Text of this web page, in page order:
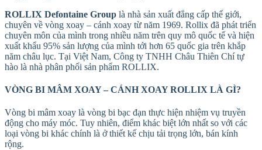
ROLLIX Defontaine Group là nhà sản xuất đẳng cấp thế giới,
chuyên về vòng xoay – cánh xoay từ năm 1969. Rollix đã phát triển
chuyên môn của mình trong nhiều năm trên quy mô quốc tế và hiện
xuất khẩu 95% sản lượng của mình tới hơn 65 quốc gia trên khắp
năm châu lục. Tại Việt Nam, Công ty TNHH Châu Thiên Chí tự
hào là nhà phân phối sản phẩm ROLLIX.
VÒNG BI MÂM XOAY – CÁNH XOAY ROLLIX LÀ GÌ?
Vòng bi mâm xoay là vòng bi bạc đạn thực hiện nhiệm vụ truyền
động cho máy móc. Tuy nhiên, điểm khác biệt lớn nhất so với các
loại vòng bi khác chính là ở thiết kế chịu tải trọng lớn, bán kính
rộng.